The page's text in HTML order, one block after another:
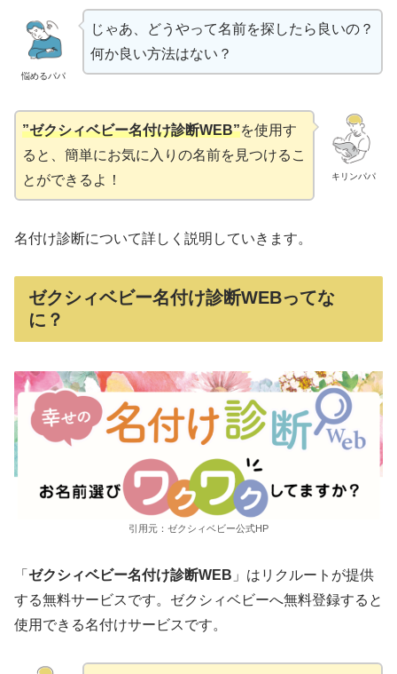
悩めるパパ
じゃあ、どうやって名前を探したら良いの？
何か良い方法はない？
キリンパパ
”ゼクシィベビー名付け診断WEB”を使用す
ると、簡単にお気に入りの名前を見つけるこ
とができるよ！
名付け診断について詳しく説明していきます。
ゼクシィベビー名付け診断WEBってな
に？
引用元：ゼクシィベビー公式HP
「 ゼクシィベビー名付け診断WEB 」はリクルートが提供
する無料サービスです。ゼクシィベビーへ無料登録すると
使用できる名付けサービスです。